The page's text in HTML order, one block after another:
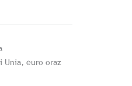
Unia, euro oraz